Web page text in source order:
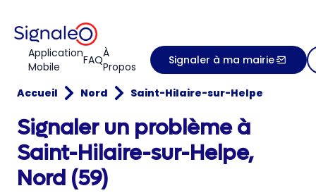
Application
Mobile
FAQÀ
Propos
Signaler à ma mairie
Accueil Nord Saint-Hilaire-sur-Helpe
Signaler un problème à
Saint-Hilaire-sur-Helpe,
Nord (59)